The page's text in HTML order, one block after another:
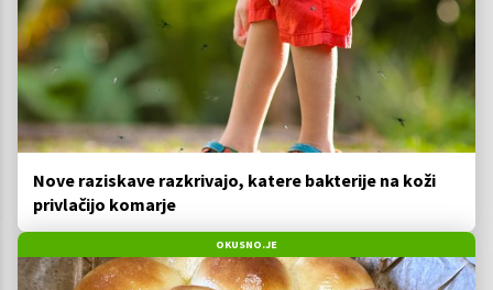
Nove raziskave razkrivajo, katere bakterije na koži
privlačijo komarje
OKUSNO.JE